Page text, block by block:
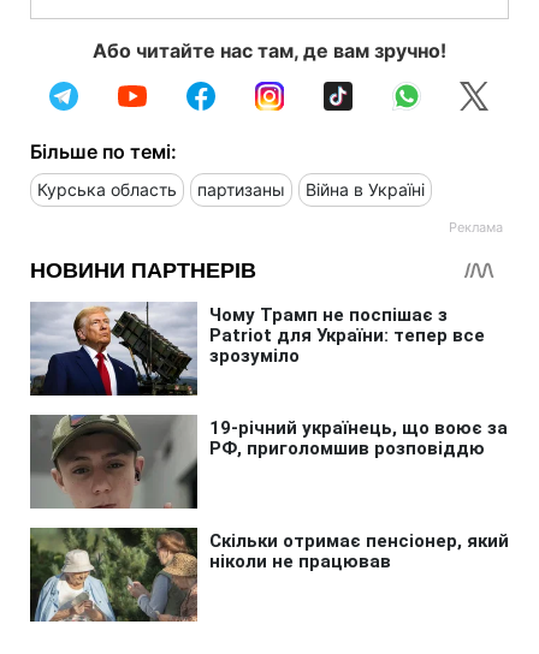
Або читайте нас там, де вам зручно!
Більше по темі:
Курська область партизаны Війна в Україні